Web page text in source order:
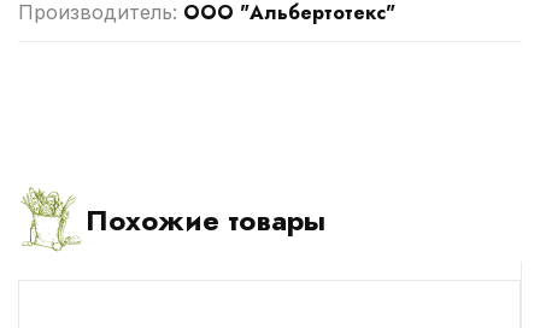
Производитель: ООО "Альбертотекс"
Похожие товары